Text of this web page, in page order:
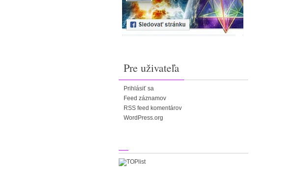
Pre uživateľa
Prihlásiť sa
Feed záznamov
RSS feed komentárov
WordPress.org